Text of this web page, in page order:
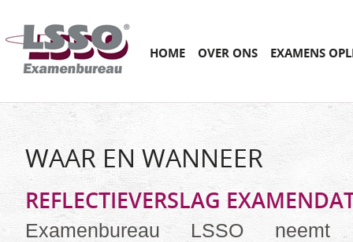
Main menu
SKIP
HOME OVER ONS EXAMENS
WAAR EN WANNEER
REFLECTIEVERSLAG
Examenbureau LSSO